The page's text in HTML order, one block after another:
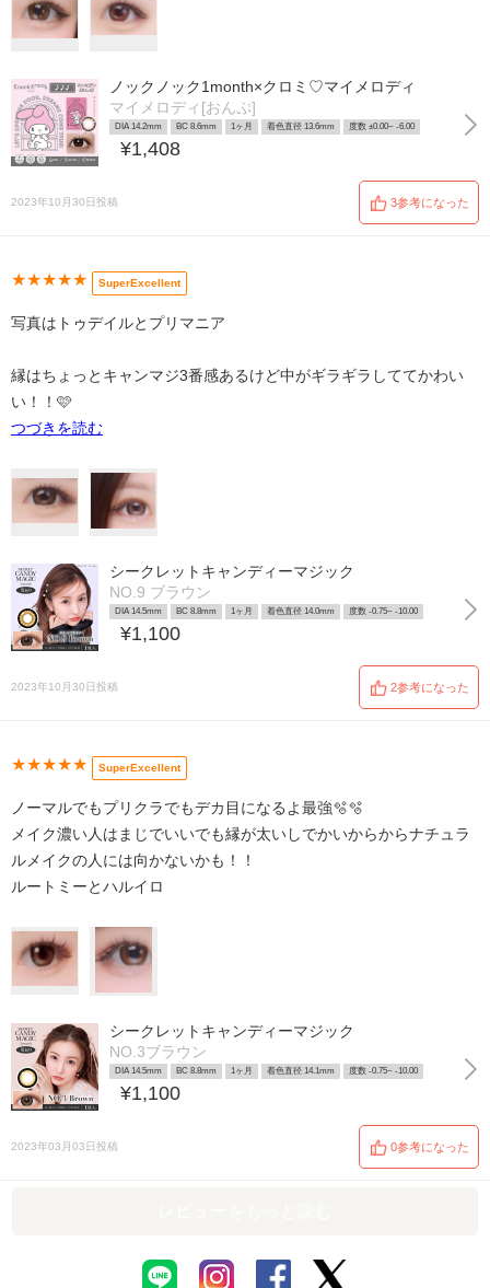
ノックノック1month×クロミ♡マイメロディ
マイメロディ[おんぷ]
DIA 14.2mm BC 8.6mm 1ヶ月 着色直径 13.6mm 度数 ±0.00~ -6.00
¥1,408
2023年10月30日投稿 3参考になった
★★★★★ SuperExcellent
写真はトゥデイルとプリマニア
縁はちょっとキャンマジ3番感あるけど中がギラギラしててかわい
い！！🩷
つづきを読む
シークレットキャンディーマジック
NO.9 ブラウン
DIA 14.5mm BC 8.8mm 1ヶ月 着色直径 14.0mm 度数 -0.75~ -10.00
¥1,100
2023年10月30日投稿 2参考になった
★★★★★ SuperExcellent
ノーマルでもプリクラでもデカ目になるよ最強🫧🫧
メイク濃い人はまじでいいでも縁が太いしでかいからからナチュラ
ルメイクの人には向かないかも！！
ルートミーとハルイロ
シークレットキャンディーマジック
NO.3ブラウン
DIA 14.5mm BC 8.8mm 1ヶ月 着色直径 14.1mm 度数 -0.75~ -10.00
¥1,100
2023年03月03日投稿 0参考になった